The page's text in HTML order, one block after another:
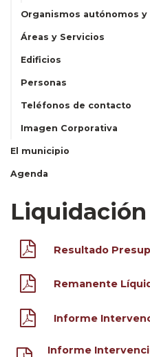
Organismos autónomos
Áreas y Servicios
Edificios
Personas
Teléfonos de contacto
Imagen Corporativa
El municipio
Agenda
Liquidación
Resultado
Remanente
Informe
Informe